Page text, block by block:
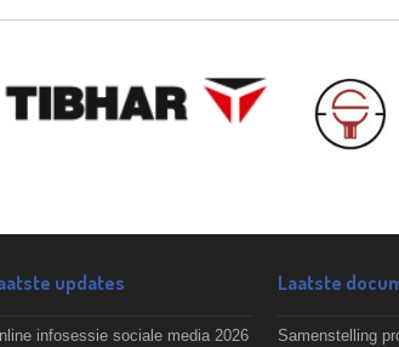
updates
infosessie sociale media 2026
Laatste
Samenstelling